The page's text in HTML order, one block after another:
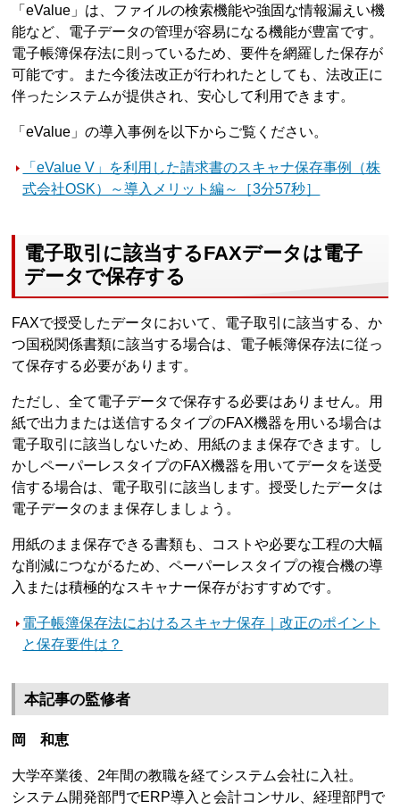
「eValue」は、ファイルの検索機能や強固な情報漏えい機
能など、電子データの管理が容易になる機能が豊富です。
電子帳簿保存法に則っているため、要件を網羅した保存が
可能です。また今後法改正が行われたとしても、法改正に
伴ったシステムが提供され、安心して利用できます。
「eValue」の導入事例を以下からご覧ください。
「eValue V」を利用した請求書のスキャナ保存事例（株
式会社OSK）～導入メリット編～［3分57秒］
電子取引に該当するFAXデータは電子
データで保存する
FAXで授受したデータにおいて、電子取引に該当する、か
つ国税関係書類に該当する場合は、電子帳簿保存法に従っ
て保存する必要があります。
ただし、全て電子データで保存する必要はありません。用
紙で出力または送信するタイプのFAX機器を用いる場合は
電子取引に該当しないため、用紙のまま保存できます。し
かしペーパーレスタイプのFAX機器を用いてデータを送受
信する場合は、電子取引に該当します。授受したデータは
電子データのまま保存しましょう。
用紙のまま保存できる書類も、コストや必要な工程の大幅
な削減につながるため、ペーパーレスタイプの複合機の導
入または積極的なスキャナー保存がおすすめです。
電子帳簿保存法におけるスキャナ保存｜改正のポイント
と保存要件は？
本記事の監修者
岡 和恵
大学卒業後、2年間の教職を経てシステム会社に入社。
システム開発部門でERP導入と会計コンサル、経理部門で